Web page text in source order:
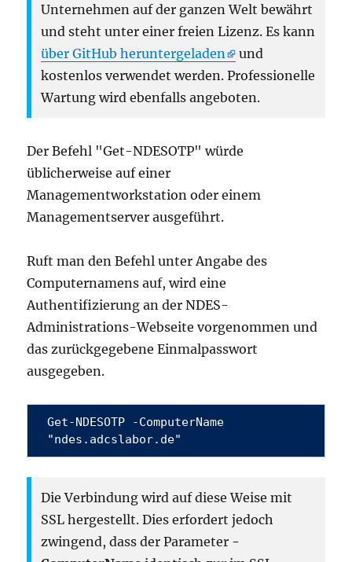
Unternehmen auf der ganzen Welt bewährt
und steht unter einer freien Lizenz. Es kann
über GitHub heruntergeladen
und
kostenlos verwendet werden. Professionelle
Wartung wird ebenfalls angeboten.
Der Befehl "Get-NDESOTP" würde
üblicherweise auf einer
Managementworkstation oder einem
Managementserver ausgeführt.
Ruft man den Befehl unter Angabe des
Computernamens auf, wird eine
Authentifizierung an der NDES-
Administrations-Webseite vorgenommen und
das zurückgegebene Einmalpasswort
ausgegeben.
Get-NDESOTP -ComputerName
"ndes.adcslabor.de"
Die Verbindung wird auf diese Weise mit
SSL hergestellt. Dies erfordert jedoch
zwingend, dass der Parameter -